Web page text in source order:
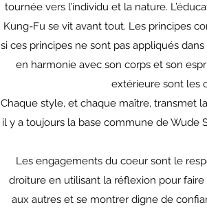
tournée vers l’individu et la nature.
Kung-Fu se vit avant tout. Les principes
si ces principes ne sont pas appliqués
en harmonie avec son corps et son
extérieure sont les
Chaque style, et chaque maître, transmet
il y a toujours la base commune de Wude
Les engagements du coeur sont le
droiture en utilisant la réflexion pour
aux autres et se montrer digne de